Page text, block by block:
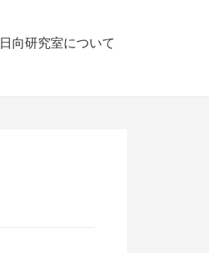
日向研究室について